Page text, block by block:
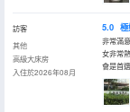
訪客
其他
高級大床房
入住於2026年08月
5.0 極
非常滿
女非常
會是首